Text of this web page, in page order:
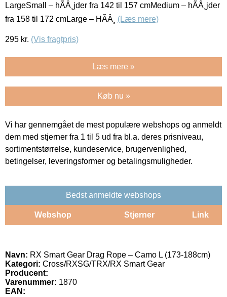
LargeSmall – hÃÂ¸jder fra 142 til 157 cmMedium – hÃÂ¸jder
fra 158 til 172 cmLarge – HÃÂ¸ (Læs mere)
295 kr. (Vis fragtpris)
Læs mere »
Køb nu »
Vi har gennemgået de mest populære webshops og anmeldt
dem med stjerner fra 1 til 5 ud fra bl.a. deres prisniveau,
sortimentstørrelse, kundeservice, brugervenlighed,
betingelser, leveringsformer og betalingsmuligheder.
Bedst anmeldte webshops
Webshop Stjerner Link
Navn: RX Smart Gear Drag Rope – Camo L (173-188cm)
Kategori: Cross/RXSG/TRX/RX Smart Gear
Producent:
Varenummer: 1870
EAN: